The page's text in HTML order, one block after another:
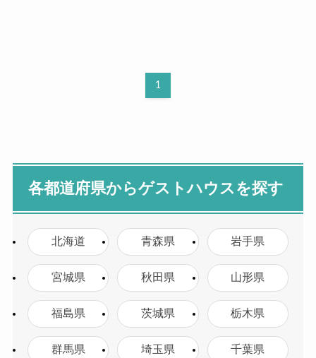
1
各都道府県からゲストハウスを探す
北海道 青森県 岩手県
宮城県 秋田県 山形県
福島県 茨城県 栃木県
群馬県 埼玉県 千葉県